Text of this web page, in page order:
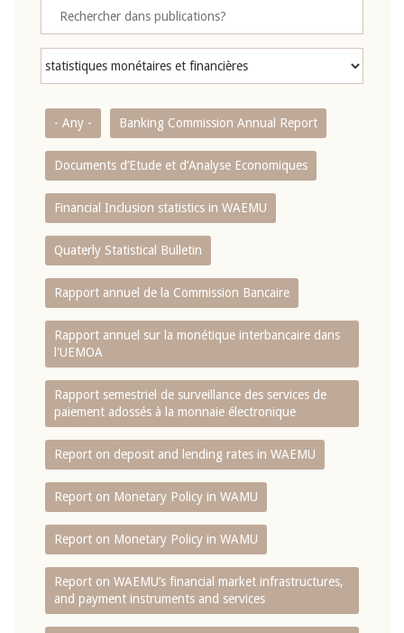
- Any - Banking Commission Annual Report
Documents d’Etude et d’Analyse Economiques
Financial Inclusion statistics in WAEMU
Quaterly Statistical Bulletin
Rapport annuel de la Commission Bancaire
Rapport annuel sur la monétique interbancaire dans
l'UEMOA
Rapport semestriel de surveillance des services de
paiement adossés à la monnaie électronique
Report on deposit and lending rates in WAEMU
Report on Monetary Policy in WAMU
Report on Monetary Policy in WAMU
Report on WAEMU’s financial market infrastructures,
and payment instruments and services